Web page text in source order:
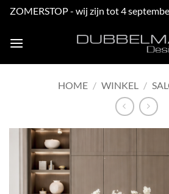
ZOMERSTOP - wij zijn tot 4
HOME / WINKEL /